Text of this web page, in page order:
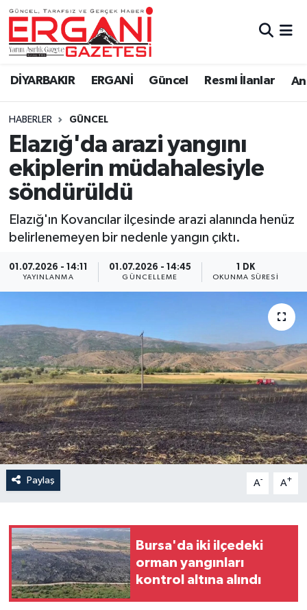
DİYARBAKIR ERGANİ Güncel Resmi İlanlar
HABERLER GÜNCEL
Elazığ'da arazi yangını
ekiplerin müdahalesiyle
söndürüldü
Elazığ'ın Kovancılar ilçesinde arazi alanında henüz
belirlenemeyen bir nedenle yangın çıktı.
01.07.2026 - 14:11
YAYINLANMA
01.07.2026 - 14:45
GÜNCELLEME
1 DK
OKUNMA SÜRESI
Paylaş A- A+
Bursa'da iki ilçedeki
orman yangınları
kontrol altına alındı
DİYARBAKIR
BİSMİL
BAĞLAR
ERGANİ
Güncel
Eği̇ti̇m
Resmi İlanlar
Sağlık
Si̇yaset
Yaşam
Anali̇z
Bi̇li̇m & Teknoloji̇
Dünya
Eği̇ti̇m
Ergani Nöbetçi Eczaneler
Ergani Hava Durumu
Ergani Trafik Yoğunluk Haritası
Süper Lig Puan Durumu ve Fikstür
Tüm Manşetler
Son Dakika Haberleri
Haber Arşivi